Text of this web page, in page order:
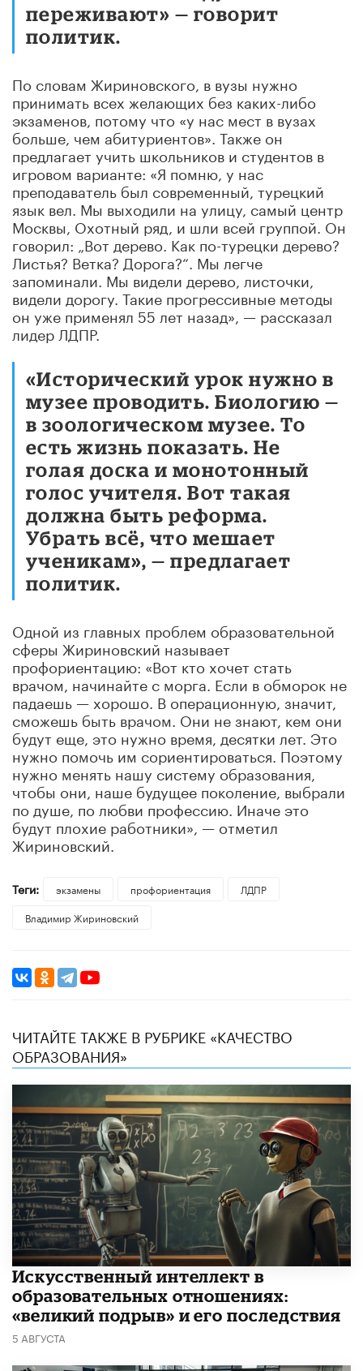
переживают» — говорит
политик.
По словам Жириновского, в вузы нужно
принимать всех желающих без каких-либо
экзаменов, потому что «у нас мест в вузах
больше, чем абитуриентов». Также он
предлагает учить школьников и студентов в
игровом варианте: «Я помню, у нас
преподаватель был современный, турецкий
язык вел. Мы выходили на улицу, самый центр
Москвы, Охотный ряд, и шли всей группой. Он
говорил: „Вот дерево. Как по-турецки дерево?
Листья? Ветка? Дорога?“. Мы легче
запоминали. Мы видели дерево, листочки,
видели дорогу. Такие прогрессивные методы
он уже применял 55 лет назад», — рассказал
лидер ЛДПР.
«Исторический урок нужно в
музее проводить. Биологию —
в зоологическом музее. То
есть жизнь показать. Не
голая доска и монотонный
голос учителя. Вот такая
должна быть реформа.
Убрать всё, что мешает
ученикам», — предлагает
политик.
Одной из главных проблем образовательной
сферы Жириновский называет
профориентацию: «Вот кто хочет стать
врачом, начинайте с морга. Если в обморок не
падаешь — хорошо. В операционную, значит,
сможешь быть врачом. Они не знают, кем они
будут еще, это нужно время, десятки лет. Это
нужно помочь им сориентироваться. Поэтому
нужно менять нашу систему образования,
чтобы они, наше будущее поколение, выбрали
по душе, по любви профессию. Иначе это
будут плохие работники», — отметил
Жириновский.
Теги: экзамены профориентация
ЛДПР
Владимир Жириновский
ЧИТАЙТЕ ТАКЖЕ В РУБРИКЕ «КАЧЕСТВО
ОБРАЗОВАНИЯ»
​Искусственный интеллект в
образовательных отношениях:
«великий подрыв» и его последствия
5 АВГУСТА